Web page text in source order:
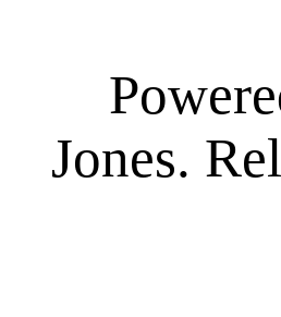
Jones.